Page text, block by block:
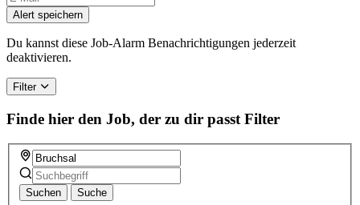
Alert speichern
Du kannst diese Job-Alarm Benachrichtigungen jederzeit
deaktivieren.
Filter
Finde hier den Job, der zu dir passt Filter
Suchen Suche